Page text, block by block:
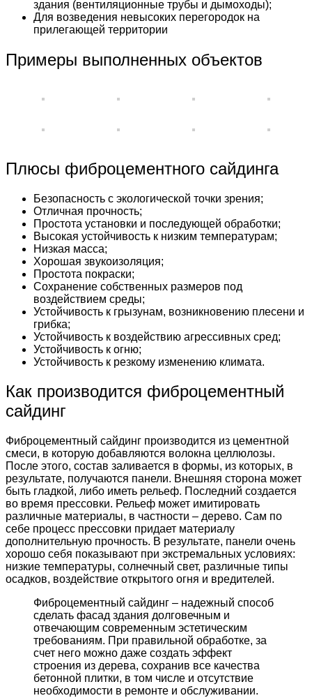
здания (вентиляционные трубы и дымоходы);
Для возведения невысоких перегородок на
прилегающей территории
Примеры выполненных объектов
Плюсы фиброцементного сайдинга
Безопасность с экологической точки зрения;
Отличная прочность;
Простота установки и последующей обработки;
Высокая устойчивость к низким температурам;
Низкая масса;
Хорошая звукоизоляция;
Простота покраски;
Сохранение собственных размеров под
воздействием среды;
Устойчивость к грызунам, возникновению плесени и
грибка;
Устойчивость к воздействию агрессивных сред;
Устойчивость к огню;
Устойчивость к резкому изменению климата.
Как производится фиброцементный
сайдинг
Фиброцементный сайдинг производится из цементной
смеси, в которую добавляются волокна целлюлозы.
После этого, состав заливается в формы, из которых, в
результате, получаются панели. Внешняя сторона может
быть гладкой, либо иметь рельеф. Последний создается
во время прессовки. Рельеф может имитировать
различные материалы, в частности – дерево. Сам по
себе процесс прессовки придает материалу
дополнительную прочность. В результате, панели очень
хорошо себя показывают при экстремальных условиях:
низкие температуры, солнечный свет, различные типы
осадков, воздействие открытого огня и вредителей.
Фиброцементный сайдинг – надежный способ
сделать фасад здания долговечным и
отвечающим современным эстетическим
требованиям. При правильной обработке, за
счет него можно даже создать эффект
строения из дерева, сохранив все качества
бетонной плитки, в том числе и отсутствие
необходимости в ремонте и обслуживании.